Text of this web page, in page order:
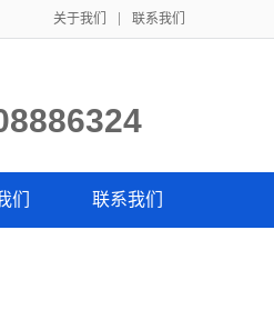
关于我们 联系我们
们 联系我们